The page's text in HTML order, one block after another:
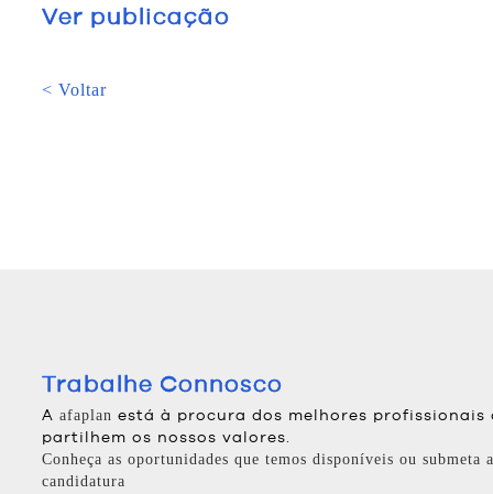
Ver publicação
< Voltar
Trabalhe Connosco
A afaplan está à procura dos melhores profissionais
partilhem os nossos valores.
Conheça as oportunidades que temos disponíveis ou submeta
candidatura